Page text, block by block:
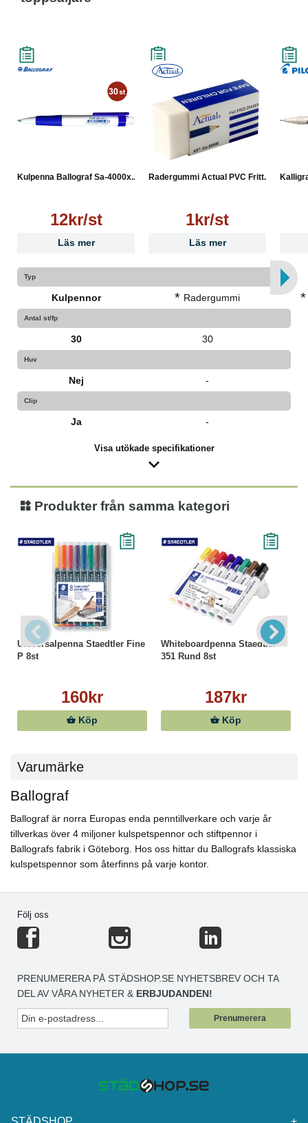
Kulpenna Ballograf Sa-4000x...
12kr/st
Läs mer
Radergummi Actual PVC Fritt...
1kr/st
Läs mer
Typ
Kulpennor * Radergummi *
Antal st/fp
30 30
Huv
Nej -
Clip
Ja -
Visa utökade specifikationer
Produkter från samma kategori
Universalpenna Staedtler Fine
P 8st
160kr
Köp
Whiteboardpenna Staedtler
351 Rund 8st
187kr
Köp
Varumärke
Ballograf
Ballograf är norra Europas enda penntillverkare och varje år
tillverkas över 4 miljoner kulspetspennor och stiftpennor i
Ballografs fabrik i Göteborg. Hos oss hittar du Ballografs klassiska
kulspetspennor som återfinns på varje kontor.
Följ oss
PRENUMERERA PÅ STÄDSHOP.SE NYHETSBREV OCH TA
DEL AV VÅRA NYHETER & ERBJUDANDEN!
Prenumerera